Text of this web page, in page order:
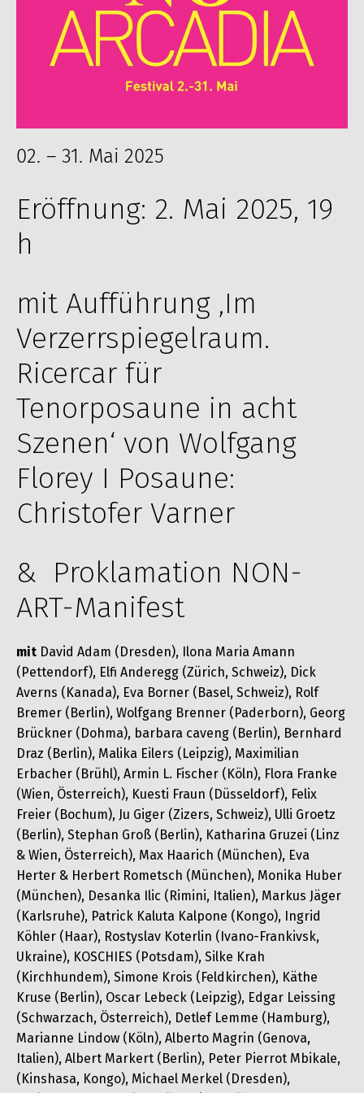
02. – 31. Mai 2025
Eröffnung: 2. Mai 2025, 19
h
mit Aufführung ,Im
Verzerrspiegelraum.
Ricercar für
Tenorposaune in acht
Szenen‘ von Wolfgang
Florey I Posaune:
Christofer Varner
& Proklamation NON-
ART-Manifest
mit David Adam (Dresden), Ilona Maria Amann
(Pettendorf), Elfi Anderegg (Zürich, Schweiz), Dick
Averns (Kanada), Eva Borner (Basel, Schweiz), Rolf
Bremer (Berlin), Wolfgang Brenner (Paderborn), Georg
Brückner (Dohma), barbara caveng (Berlin), Bernhard
Draz (Berlin), Malika Eilers (Leipzig), Maximilian
Erbacher (Brühl), Armin L. Fischer (Köln), Flora Franke
(Wien, Österreich), Kuesti Fraun (Düsseldorf), Felix
Freier (Bochum), Ju Giger (Zizers, Schweiz), Ulli Groetz
(Berlin), Stephan Groß (Berlin), Katharina Gruzei (Linz
& Wien, Österreich), Max Haarich (München), Eva
Herter & Herbert Rometsch (München), Monika Huber
(München), Desanka Ilic (Rimini, Italien), Markus Jäger
(Karlsruhe), Patrick Kaluta Kalpone (Kongo), Ingrid
Köhler (Haar), Rostyslav Koterlin (Ivano-Frankivsk,
Ukraine), KOSCHIES (Potsdam), Silke Krah
(Kirchhundem), Simone Krois (Feldkirchen), Käthe
Kruse (Berlin), Oscar Lebeck (Leipzig), Edgar Leissing
(Schwarzach, Österreich), Detlef Lemme (Hamburg),
Marianne Lindow (Köln), Alberto Magrin (Genova,
Italien), Albert Markert (Berlin), Peter Pierrot Mbikale,
(Kinshasa, Kongo), Michael Merkel (Dresden),